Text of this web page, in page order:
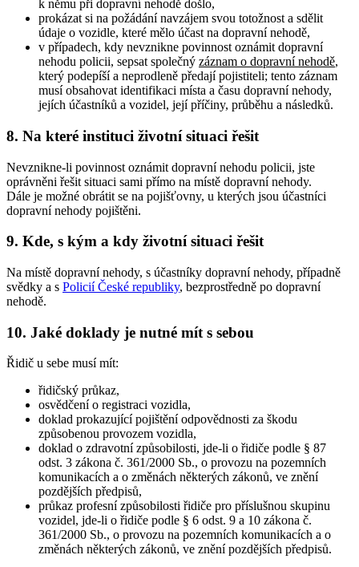
k němu při dopravní nehodě došlo,
prokázat si na požádání navzájem svou totožnost a sdělit
údaje o vozidle, které mělo účast na dopravní nehodě,
v případech, kdy nevznikne povinnost oznámit dopravní
nehodu policii, sepsat společný záznam o dopravní nehodě,
který podepíší a neprodleně předají pojistiteli; tento záznam
musí obsahovat identifikaci místa a času dopravní nehody,
jejích účastníků a vozidel, její příčiny, průběhu a následků.
8. Na které instituci životní situaci řešit
Nevznikne-li povinnost oznámit dopravní nehodu policii, jste
oprávněni řešit situaci sami přímo na místě dopravní nehody.
Dále je možné obrátit se na pojišťovny, u kterých jsou účastníci
dopravní nehody pojištěni.
9. Kde, s kým a kdy životní situaci řešit
Na místě dopravní nehody, s účastníky dopravní nehody, případně
svědky a s Policií České republiky, bezprostředně po dopravní
nehodě.
10. Jaké doklady je nutné mít s sebou
Řidič u sebe musí mít:
řidičský průkaz,
osvědčení o registraci vozidla,
doklad prokazující pojištění odpovědnosti za škodu
způsobenou provozem vozidla,
doklad o zdravotní způsobilosti, jde-li o řidiče podle § 87
odst. 3 zákona č. 361/2000 Sb., o provozu na pozemních
komunikacích a o změnách některých zákonů, ve znění
pozdějších předpisů,
průkaz profesní způsobilosti řidiče pro příslušnou skupinu
vozidel, jde-li o řidiče podle § 6 odst. 9 a 10 zákona č.
361/2000 Sb., o provozu na pozemních komunikacích a o
změnách některých zákonů, ve znění pozdějších předpisů.